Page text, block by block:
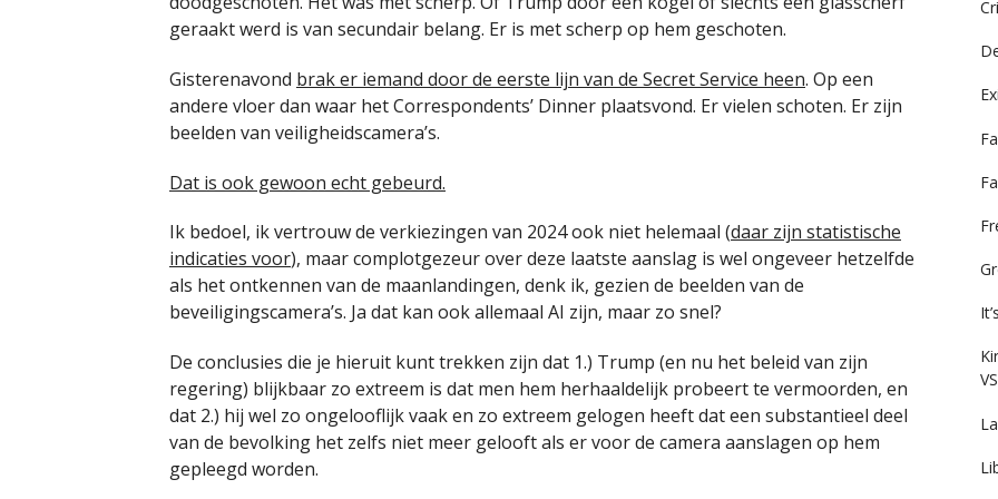
geraakt werd is van secundair belang. Er is met scherp op hem geschoten.
Gisterenavond brak er iemand door de eerste lijn van de Secret Service heen. Op een
andere vloer dan waar het Correspondents’ Dinner plaatsvond. Er vielen schoten. Er zijn
beelden van veiligheidscamera’s.
Dat is ook gewoon echt gebeurd.
Ik bedoel, ik vertrouw de verkiezingen van 2024 ook niet helemaal (daar zijn statistische
indicaties voor), maar complotgezeur over deze laatste aanslag is wel ongeveer hetzelfde
als het ontkennen van de maanlandingen, denk ik, gezien de beelden van de
beveiligingscamera’s. Ja dat kan ook allemaal AI zijn, maar zo snel?
De conclusies die je hieruit kunt trekken zijn dat 1.) Trump (en nu het beleid van zijn
regering) blijkbaar zo extreem is dat men hem herhaaldelijk probeert te vermoorden, en
dat 2.) hij wel zo ongelooflijk vaak en zo extreem gelogen heeft dat een substantieel deel
van de bevolking het zelfs niet meer gelooft als er voor de camera aanslagen op hem
gepleegd worden.